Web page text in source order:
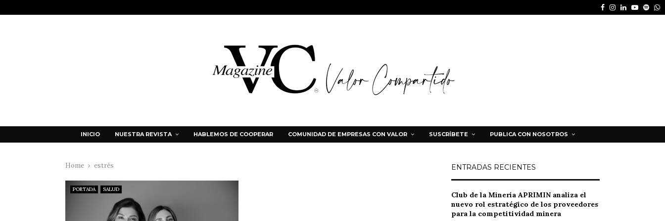
Facebook
Instagram
LinkedinYoutube
INICIO NUESTRA REVISTA HABLEMOS DE COOPERAR COMUNIDAD DE EMPRESAS CON VALOR SUSCRÍBETE PUBLICA CON NOSOTROS
Home estrés
PORTADA SALUD
ENTRADAS RECIENTES
Club de la Minería APRIMIN analiza el
nuevo rol estratégico de los proveedores
para la competitividad minera